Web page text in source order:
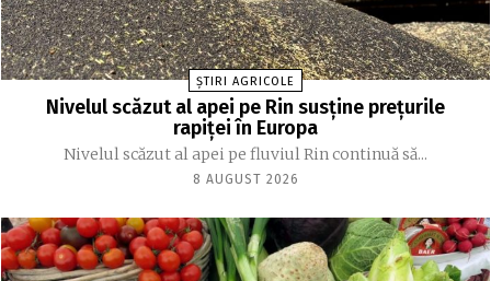
ȘTIRI AGRICOLE
Nivelul scăzut al apei pe Rin susține prețurile
rapiței în Europa
Nivelul scăzut al apei pe fluviul Rin continuă să...
8 AUGUST 2026